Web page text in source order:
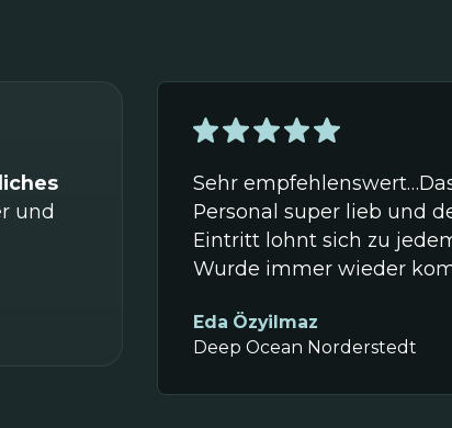
und
Sehr
Personal super lieb und
Eintritt lohnt sich zu
Wurde immer wieder
Eda Özyilmaz
Deep Ocean Norderstedt